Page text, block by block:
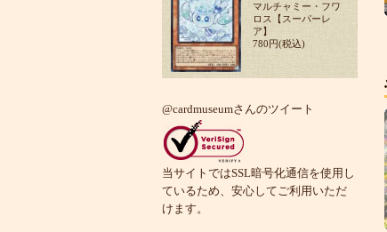
マルチャミー・フワ
ロス【スーパーレ
ア】
780円(税込)
@cardmuseumさんのツイート
当サイトではSSL暗号化通信を使用し
ているため、安心してご利用いただ
けます。